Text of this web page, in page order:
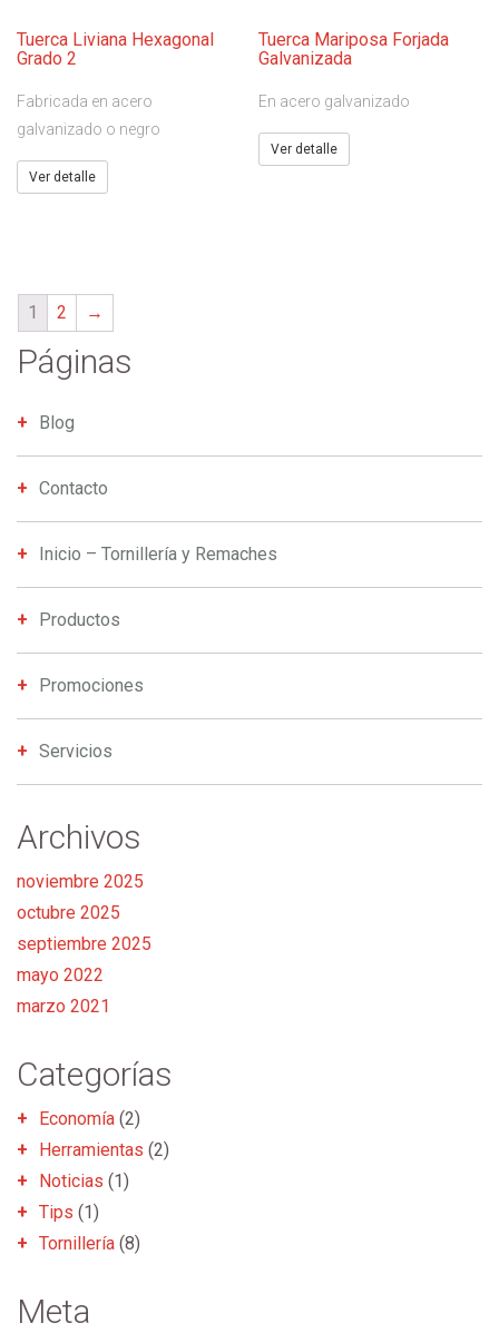
Tuerca Liviana Hexagonal
Grado 2
Fabricada en acero
galvanizado o negro
Ver detalle
Tuerca Mariposa Forjada
Galvanizada
En acero galvanizado
Ver detalle
1 2 →
Páginas
Blog
Contacto
Inicio – Tornillería y Remaches
Productos
Promociones
Servicios
Archivos
noviembre 2025
octubre 2025
septiembre 2025
mayo 2022
marzo 2021
Categorías
Economía (2)
Herramientas (2)
Noticias (1)
Tips (1)
Tornillería (8)
Meta